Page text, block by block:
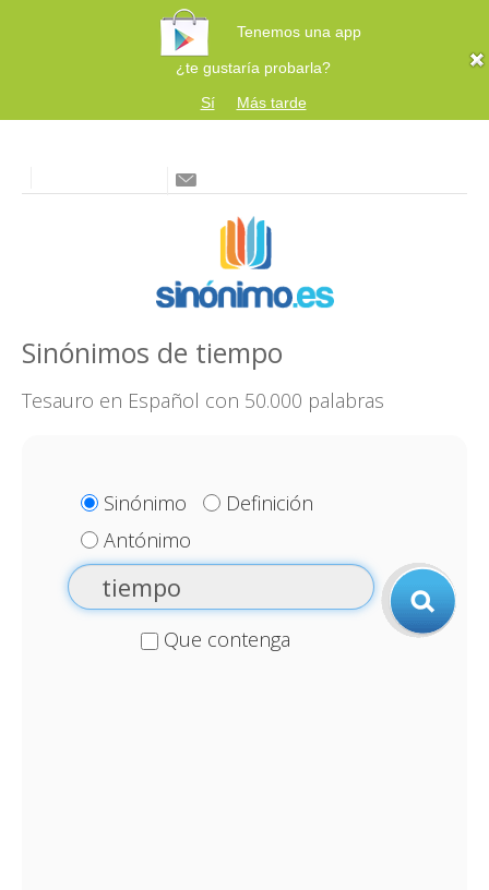
Tenemos una app
¿te gustaría probarla?
Sí
Más tarde
Sinónimos de tiempo
Tesauro en Español con 50.000 palabras
Sinónimo
Definición
Antónimo
Que contenga